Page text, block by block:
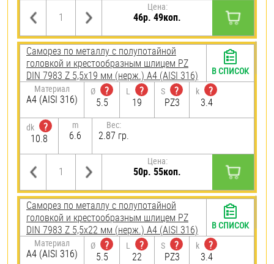
Цена:
46р. 49коп.
Саморез по металлу с полупотайной
головкой и крестообразным шлицем PZ
DIN 7983 Z 5,5х19 мм (нерж.) A4 (AISI 316)
Материал
A4 (AISI 316)
Ø
?
5.5
L
?
19
S
?
PZ3
k
?
3.4
dk
?
10.8
m
6.6
Вес:
2.87 гр.
Цена:
50р. 55коп.
В СПИСОК
Саморез по металлу с полупотайной
головкой и крестообразным шлицем PZ
DIN 7983 Z 5,5х22 мм (нерж.) A4 (AISI 316)
Материал
A4 (AISI 316)
Ø
?
5.5
L
?
22
S
?
PZ3
k
?
3.4
В СПИСОК